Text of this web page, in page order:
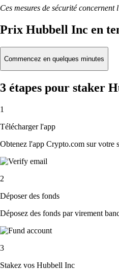
Ces mesures de sécurité
Prix Hubbell Inc en
Commencez en quelques minutes
3 étapes pour staker
1
Télécharger l'app
Obtenez l'app Crypto.com sur votre
2
Déposer des fonds
Déposez des fonds par virement
3
Stakez vos Hubbell Inc